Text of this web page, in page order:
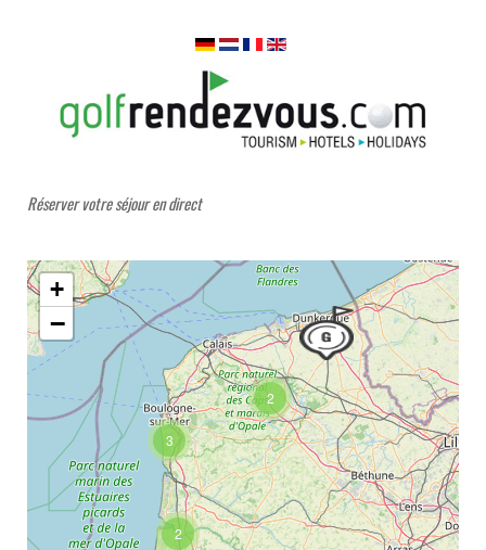
Réserver votre séjour en direct
2
3
2
+
−